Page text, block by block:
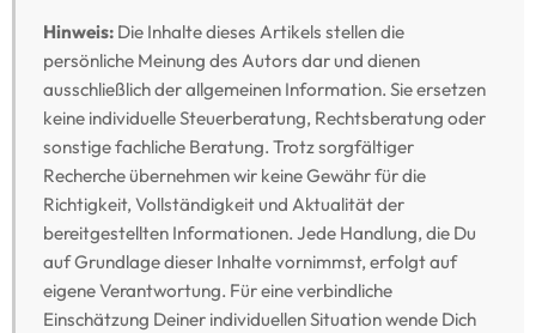
Hinweis:Die Inhalte dieses Artikels stellen die
persönliche Meinung des Autors dar und dienen
ausschließlich der allgemeinen Information. Sie ersetzen
keine individuelle Steuerberatung, Rechtsberatung oder
sonstige fachliche Beratung. Trotz sorgfältiger
Recherche übernehmen wir keine Gewähr für die
Richtigkeit, Vollständigkeit und Aktualität der
bereitgestellten Informationen. Jede Handlung, die Du
auf Grundlage dieser Inhalte vornimmst, erfolgt auf
eigene Verantwortung. Für eine verbindliche
Einschätzung Deiner individuellen Situation wende Dich